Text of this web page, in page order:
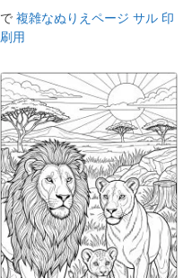
で 複雑なぬりえページ サル 印
刷用